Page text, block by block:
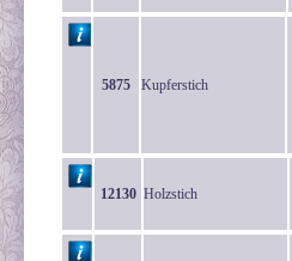
5875 Kupferstich
12130 Holzstich